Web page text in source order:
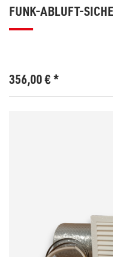
FUNK-ABLUFT-
356,00€*